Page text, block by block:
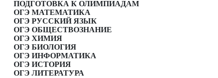
ПОДГОТОВКА К ОЛИМПИАДАМ
ОГЭ МАТЕМАТИКА
ОГЭ РУССКИЙ ЯЗЫК
ОГЭ ОБЩЕСТВОЗНАНИЕ
ОГЭ ХИМИЯ
ОГЭ БИОЛОГИЯ
ОГЭ ИНФОРМАТИКА
ОГЭ ИСТОРИЯ
ОГЭ ЛИТЕРАТУРА